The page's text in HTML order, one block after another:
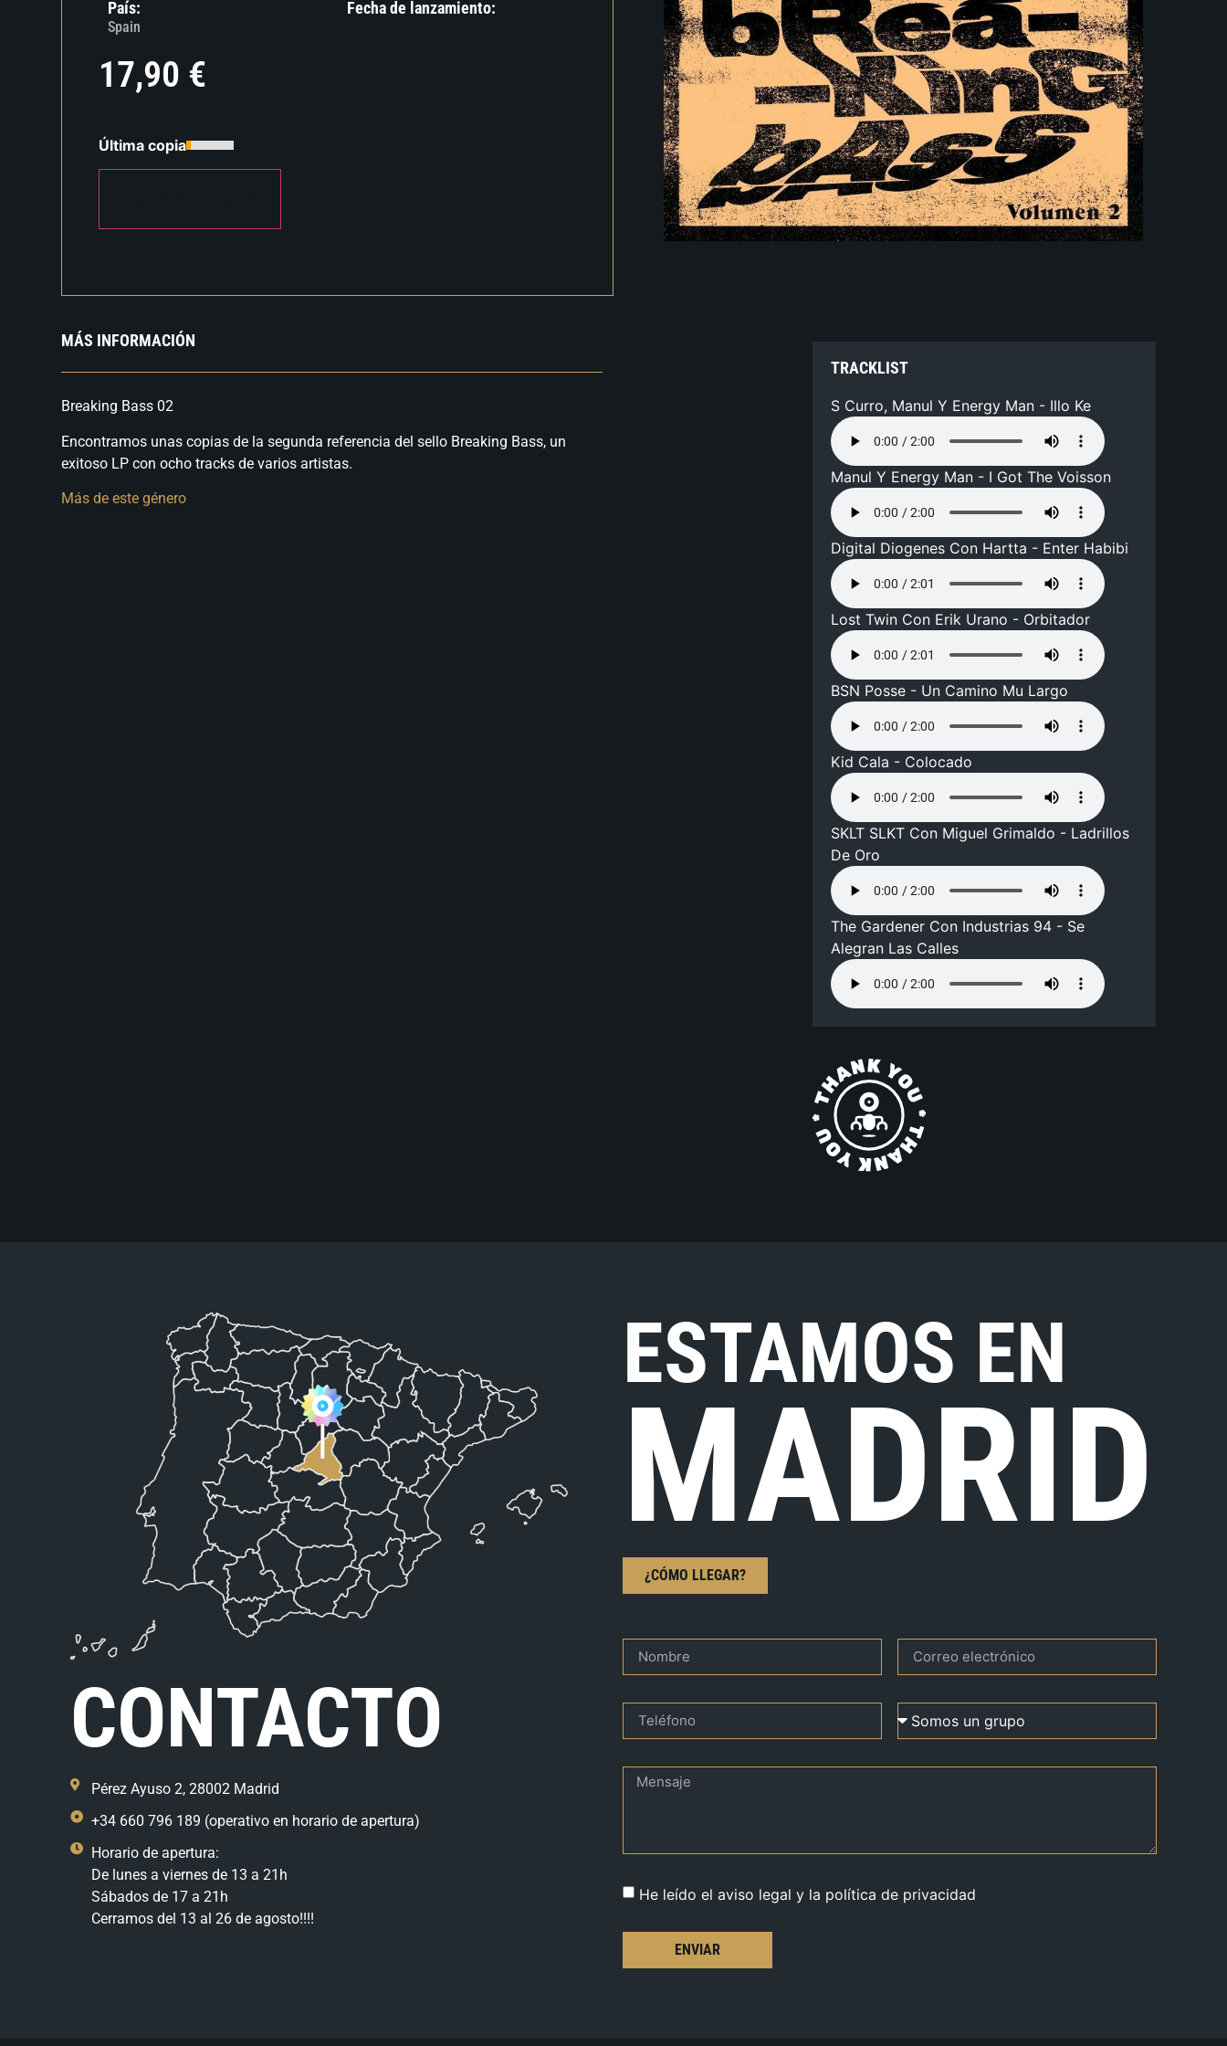
País:
Spain
Fecha de lanzamiento:
17,90 €
Última copia
MÁS INFORMACIÓN
Breaking Bass 02
Encontramos unas copias de la segunda referencia del sello Breaking Bass, un
exitoso LP con ocho tracks de varios artistas.
Más de este género
TRACKLIST
S Curro, Manul Y Energy Man - Illo Ke
Manul Y Energy Man - I Got The Voisson
Digital Diogenes Con Hartta - Enter Habibi
Lost Twin Con Erik Urano - Orbitador
BSN Posse - Un Camino Mu Largo
Kid Cala - Colocado
SKLT SLKT Con Miguel Grimaldo - Ladrillos
De Oro
The Gardener Con Industrias 94 - Se
Alegran Las Calles
CONTACTO
Pérez Ayuso 2, 28002 Madrid
+34 660 796 189 (operativo en horario de apertura)
Horario de apertura:
De lunes a viernes de 13 a 21h
Sábados de 17 a 21h
Cerramos del 13 al 26 de agosto!!!!
ESTAMOS EN
MADRID
¿CÓMO LLEGAR?
He leído el aviso legal y la política de privacidad
ENVIAR